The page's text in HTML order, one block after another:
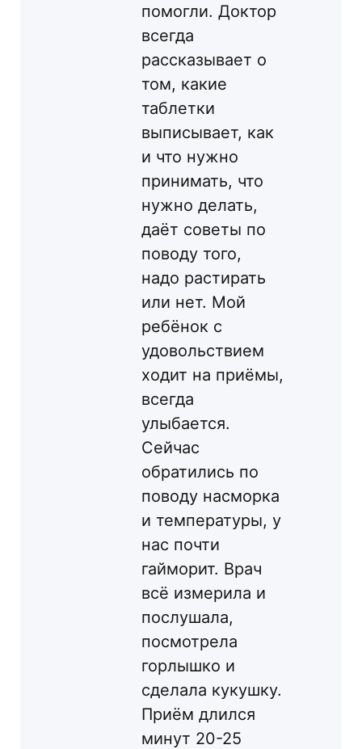
помогли. Доктор
всегда
рассказывает о
том, какие
таблетки
выписывает, как
и что нужно
принимать, что
нужно делать,
даёт советы по
поводу того,
надо растирать
или нет. Мой
ребёнок с
удовольствием
ходит на приёмы,
всегда
улыбается.
Сейчас
обратились по
поводу насморка
и температуры, у
нас почти
гайморит. Врач
всё измерила и
послушала,
посмотрела
горлышко и
сделала кукушку.
Приём длился
минут 20-25